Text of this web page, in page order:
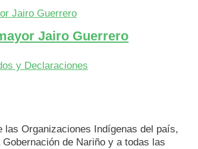
Jairo Guerrero
y Declaraciones
las Organizaciones Indígenas del país,
de Nariño y a todas las